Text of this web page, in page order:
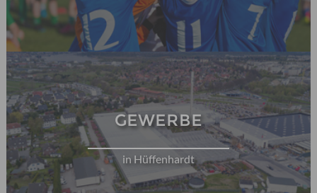
GEWERBE
in Hüffenhardt